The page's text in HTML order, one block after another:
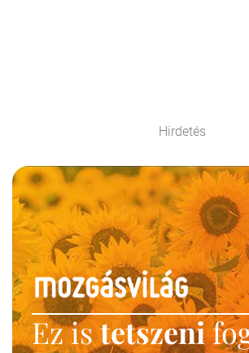
Hirdetés
Ez istetszeni